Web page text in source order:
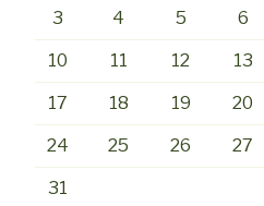
3 4 5 6
10 11 12 13
17 18 19 20
24 25 26 27
31